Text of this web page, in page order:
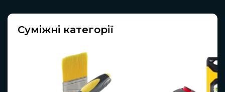
Суміжні категорії